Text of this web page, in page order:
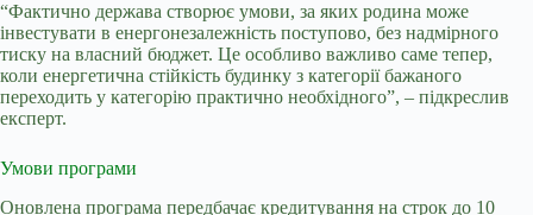
“Фактично держава створює умови, за яких родина може
інвестувати в енергонезалежність поступово, без надмірного
тиску на власний бюджет. Це особливо важливо саме тепер,
коли енергетична стійкість будинку з категорії бажаного
переходить у категорію практично необхідного”, – підкреслив
експерт.
Умови програми
Оновлена програма передбачає кредитування на строк до 10